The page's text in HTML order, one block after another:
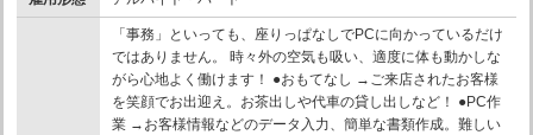
「事務」といっても、座りっぱなしでPCに向かっているだけ
ではありません。 時々外の空気も吸い、適度に体も動かしな
がら心地よく働けます！ ●おもてなし →ご来店されたお客様
を笑顔でお出迎え。お茶出しや代車の貸し出しなど！ ●PC作
業 →お客様情報などのデータ入力、簡単な書類作成。難しい